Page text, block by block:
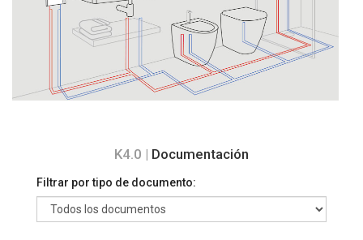
K4.0 | Documentación
Filtrar por tipo de documento: